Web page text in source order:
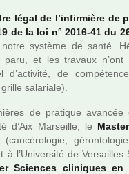
légal de l’infir­­mière de
de la loi n° 2016-41 du
sys­­tème de santé.
paru, et les tra­vaux
d’acti­vité, de
sala­riale).
de pra­ti­que
d’Aix Marseille, le
(can­cé­ro­lo­gie,
à l’Université de Versailles
Sciences cli­ni­ques